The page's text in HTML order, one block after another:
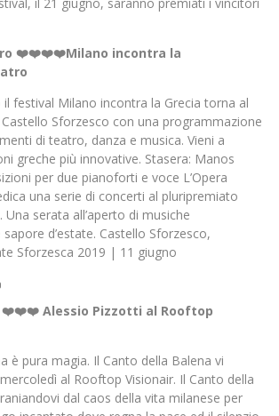
❤️❤️❤️❤️Milano incontra la
il festival Milano incontra la Grecia torna al
Sforzesco con una programmazione
di teatro, danza e musica. Vieni a
greche più innovative. Stasera: Manos
per due pianoforti e voce L’Opera
una serie di concerti al pluripremiato
serata all’aperto di musiche
d’estate. Castello Sforzesco,
Sforzesca 2019 | 11 giugno
❤️❤️❤️ Alessio Pizzotti al Rooftop
è pura magia. Il Canto della Balena vi
al Rooftop Visionair. Il Canto della
dal caos della vita milanese per